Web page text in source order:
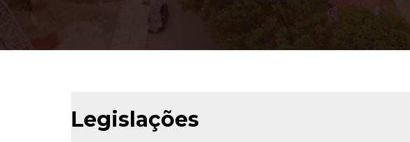
Legislações